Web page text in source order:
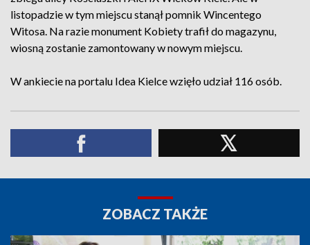
listopadzie w tym miejscu stanął pomnik Wincentego
Witosa. Na razie monument Kobiety trafił do magazynu,
wiosną zostanie zamontowany w nowym miejscu.
W ankiecie na portalu Idea Kielce wzięło udział 116 osób.
ZOBACZ TAKŻE